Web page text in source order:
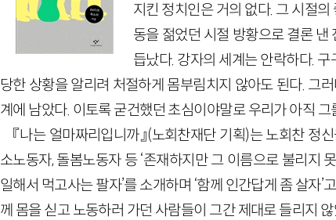
지킨 정치인은 거의 없다. 그 시절
동을 젊었던 시절 방황으로 결론
듭났다. 강자의 세계는 안락하다.
당한 상황을 알리려 처절하게 몸부림치지 않아도 된다. 그
계에 남았다. 이토록 굳건했던 초심이야말로 우리가 아직
『나는 얼마짜리입니까』(노회찬재단 기획)는 노회찬 정
소노동자, 돌봄노동자 등 ‘존재하지만 그 이름으로 불리지
일해서 먹고사는 팔자’를 소개하며 ‘함께 인간답게 좀 살자
께 몸을 싣고 노동하러 가던 사람들이 그간 제대로 들리지